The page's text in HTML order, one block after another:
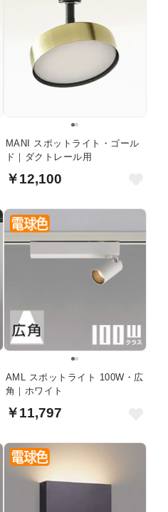
MANI スポットライト・ゴール
ド｜ダクトレール用
￥12,100
AML スポットライト 100W・広
角｜ホワイト
￥11,797